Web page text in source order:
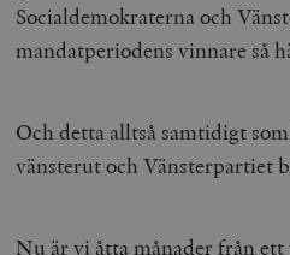
Socialdemokraterna och
mandatperiodens vinnare så
Och detta alltså samtidigt
vänsterut och Vänsterpartiet
Nu är vi åtta månader från ett
{32}